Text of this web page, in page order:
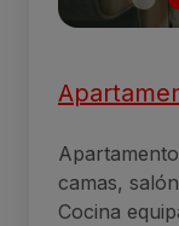
camas,
Cocina